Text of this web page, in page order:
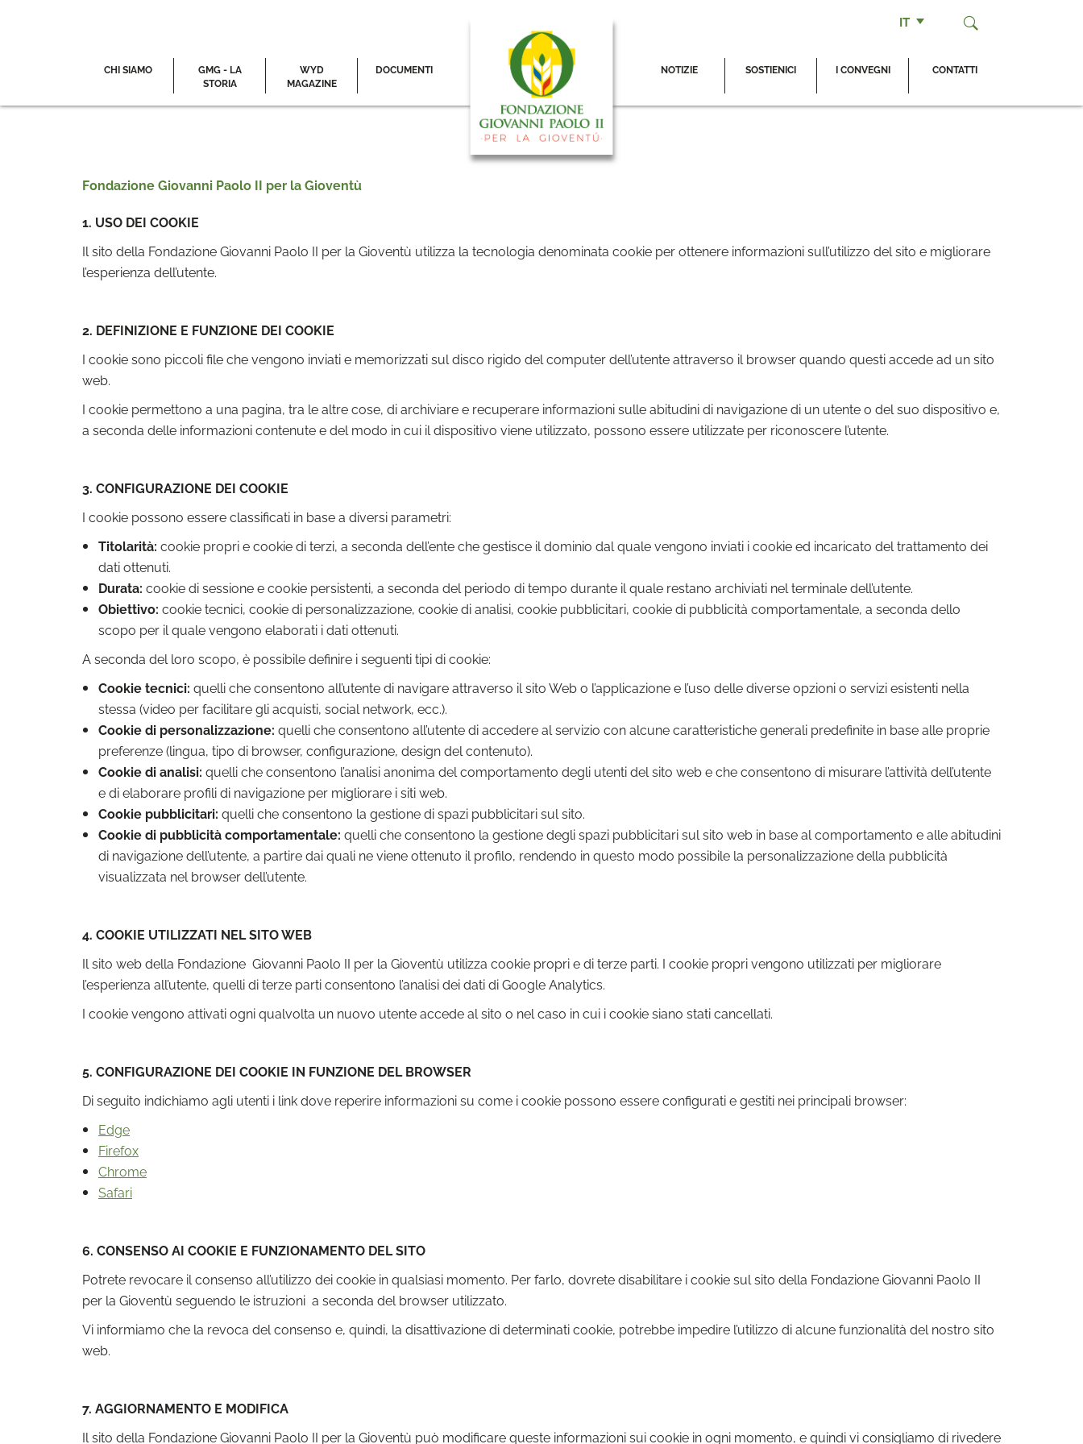
IT
CHI SIAMO
GMG - LA
STORIA
WYD
MAGAZINE
DOCUMENTI NOTIZIE SOSTIENICI I CONVEGNI CONTATTI
Fondazione Giovanni Paolo II per la Gioventù
1. USO DEI COOKIE
Il sito della Fondazione Giovanni Paolo II per la Gioventù utilizza la tecnologia denominata cookie per ottenere informazioni sull’utilizzo del sito e migliorare
l’esperienza dell’utente.
2. DEFINIZIONE E FUNZIONE DEI COOKIE
I cookie sono piccoli file che vengono inviati e memorizzati sul disco rigido del computer dell’utente attraverso il browser quando questi accede ad un sito
web.
I cookie permettono a una pagina, tra le altre cose, di archiviare e recuperare informazioni sulle abitudini di navigazione di un utente o del suo dispositivo e,
a seconda delle informazioni contenute e del modo in cui il dispositivo viene utilizzato, possono essere utilizzate per riconoscere l’utente.
3. CONFIGURAZIONE DEI COOKIE
I cookie possono essere classificati in base a diversi parametri:
Titolarità: cookie propri e cookie di terzi, a seconda dell’ente che gestisce il dominio dal quale vengono inviati i cookie ed incaricato del trattamento dei
dati ottenuti.
Durata: cookie di sessione e cookie persistenti, a seconda del periodo di tempo durante il quale restano archiviati nel terminale dell’utente.
Obiettivo: cookie tecnici, cookie di personalizzazione, cookie di analisi, cookie pubblicitari, cookie di pubblicità comportamentale, a seconda dello
scopo per il quale vengono elaborati i dati ottenuti.
A seconda del loro scopo, è possibile definire i seguenti tipi di cookie:
Cookie tecnici: quelli che consentono all’utente di navigare attraverso il sito Web o l’applicazione e l’uso delle diverse opzioni o servizi esistenti nella
stessa (video per facilitare gli acquisti, social network, ecc.).
Cookie di personalizzazione: quelli che consentono all’utente di accedere al servizio con alcune caratteristiche generali predefinite in base alle proprie
preferenze (lingua, tipo di browser, configurazione, design del contenuto).
Cookie di analisi: quelli che consentono l’analisi anonima del comportamento degli utenti del sito web e che consentono di misurare l’attività dell’utente
e di elaborare profili di navigazione per migliorare i siti web.
Cookie pubblicitari: quelli che consentono la gestione di spazi pubblicitari sul sito.
Cookie di pubblicità comportamentale: quelli che consentono la gestione degli spazi pubblicitari sul sito web in base al comportamento e alle abitudini
di navigazione dell’utente, a partire dai quali ne viene ottenuto il profilo, rendendo in questo modo possibile la personalizzazione della pubblicità
visualizzata nel browser dell’utente.
4. COOKIE UTILIZZATI NEL SITO WEB
Il sito web della Fondazione Giovanni Paolo II per la Gioventù utilizza cookie propri e di terze parti. I cookie propri vengono utilizzati per migliorare
l’esperienza all’utente, quelli di terze parti consentono l’analisi dei dati di Google Analytics.
I cookie vengono attivati ogni qualvolta un nuovo utente accede al sito o nel caso in cui i cookie siano stati cancellati.
5. CONFIGURAZIONE DEI COOKIE IN FUNZIONE DEL BROWSER
Di seguito indichiamo agli utenti i link dove reperire informazioni su come i cookie possono essere configurati e gestiti nei principali browser:
Edge
Firefox
Chrome
Safari
6. CONSENSO AI COOKIE E FUNZIONAMENTO DEL SITO
Potrete revocare il consenso all’utilizzo dei cookie in qualsiasi momento. Per farlo, dovrete disabilitare i cookie sul sito della Fondazione Giovanni Paolo II
per la Gioventù seguendo le istruzioni a seconda del browser utilizzato.
Vi informiamo che la revoca del consenso e, quindi, la disattivazione di determinati cookie, potrebbe impedire l’utilizzo di alcune funzionalità del nostro sito
web.
7. AGGIORNAMENTO E MODIFICA
Il sito della Fondazione Giovanni Paolo II per la Gioventù può modificare queste informazioni sui cookie in ogni momento, e quindi vi consigliamo di rivedere